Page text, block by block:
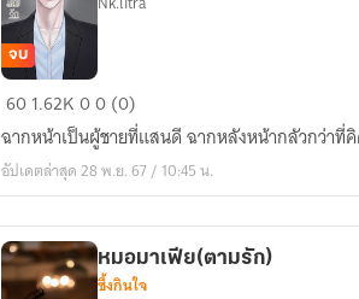
กังหัน
รัก
จบ
601.62K00 (0)
ฉากหน้าเป็นผู้ชายที่แสนดี ฉากหลังหน้ากลัวกว่าที่
อัปเดตล่าสุด 28 พ.ย. 67 / 10:45 น.
หมอมาเฟีย(ตามรัก)
ซึ้งกินใจ